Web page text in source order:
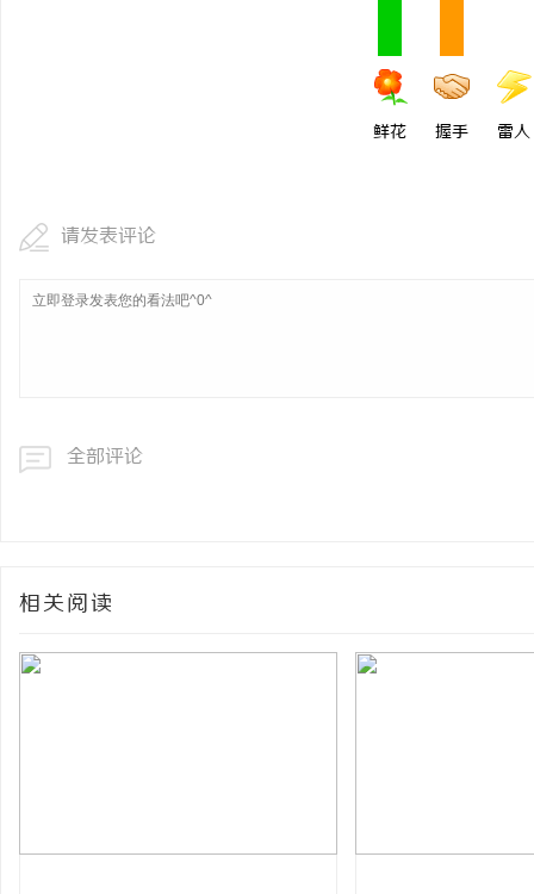
鲜花 握手 雷人
请发表评论
全部评论
相关阅读